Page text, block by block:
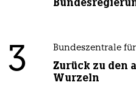
3 Bundeszentrale
Zurück zu den
Wurzeln